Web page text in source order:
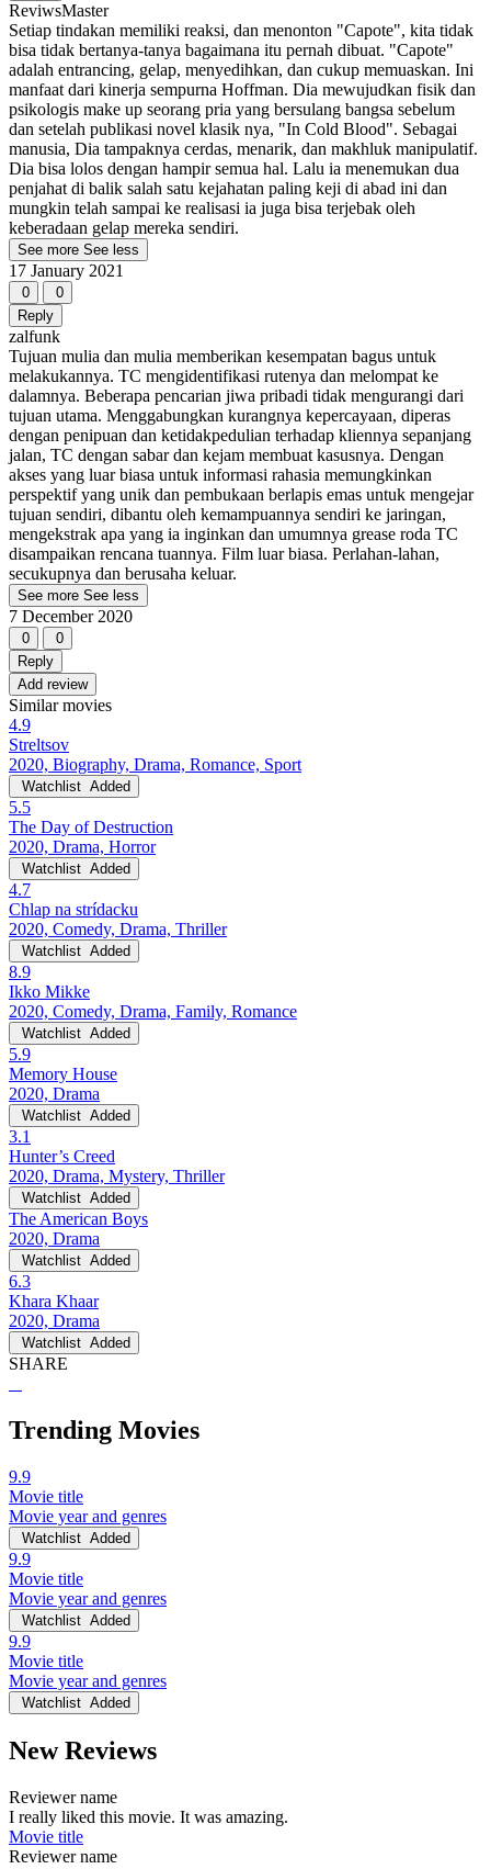
ReviwsMaster
Setiap tindakan memiliki reaksi, dan menonton "Capote", kita tidak
bisa tidak bertanya-tanya bagaimana itu pernah dibuat. "Capote"
adalah entrancing, gelap, menyedihkan, dan cukup memuaskan. Ini
manfaat dari kinerja sempurna Hoffman. Dia mewujudkan fisik dan
psikologis make up seorang pria yang bersulang bangsa sebelum
dan setelah publikasi novel klasik nya, "In Cold Blood". Sebagai
manusia, Dia tampaknya cerdas, menarik, dan makhluk manipulatif.
Dia bisa lolos dengan hampir semua hal. Lalu ia menemukan dua
penjahat di balik salah satu kejahatan paling keji di abad ini dan
mungkin telah sampai ke realisasi ia juga bisa terjebak oleh
keberadaan gelap mereka sendiri.
See more See less
17 January 2021
0
0
Reply
zalfunk
Tujuan mulia dan mulia memberikan kesempatan bagus untuk
melakukannya. TC mengidentifikasi rutenya dan melompat ke
dalamnya. Beberapa pencarian jiwa pribadi tidak mengurangi dari
tujuan utama. Menggabungkan kurangnya kepercayaan, diperas
dengan penipuan dan ketidakpedulian terhadap kliennya sepanjang
jalan, TC dengan sabar dan kejam membuat kasusnya. Dengan
akses yang luar biasa untuk informasi rahasia memungkinkan
perspektif yang unik dan pembukaan berlapis emas untuk mengejar
tujuan sendiri, dibantu oleh kemampuannya sendiri ke jaringan,
mengekstrak apa yang ia inginkan dan umumnya grease roda TC
disampaikan rencana tuannya. Film luar biasa. Perlahan-lahan,
secukupnya dan berusaha keluar.
See more See less
7 December 2020
0
0
Reply
Add review
Similar movies
4.9
Streltsov
2020, Biography, Drama, Romance, Sport
Watchlist Added
5.5
The Day of Destruction
2020, Drama, Horror
Watchlist Added
4.7
Chlap na strídacku
2020, Comedy, Drama, Thriller
Watchlist Added
8.9
Ikko Mikke
2020, Comedy, Drama, Family, Romance
Watchlist Added
5.9
Memory House
2020, Drama
Watchlist Added
3.1
Hunter’s Creed
2020, Drama, Mystery, Thriller
Watchlist Added
The American Boys
2020, Drama
Watchlist Added
6.3
Khara Khaar
2020, Drama
Watchlist Added
SHARE
Trending Movies
9.9
Movie title
Movie year and genres
Watchlist Added
9.9
Movie title
Movie year and genres
Watchlist Added
9.9
Movie title
Movie year and genres
Watchlist Added
New Reviews
Reviewer name
I really liked this movie. It was amazing.
Movie title
Reviewer name